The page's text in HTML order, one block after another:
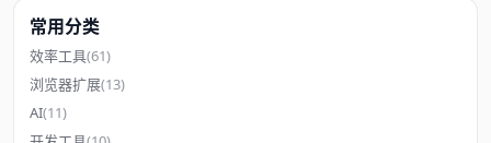
常用分类
效率工具(61)
浏览器扩展(13)
AI(11)